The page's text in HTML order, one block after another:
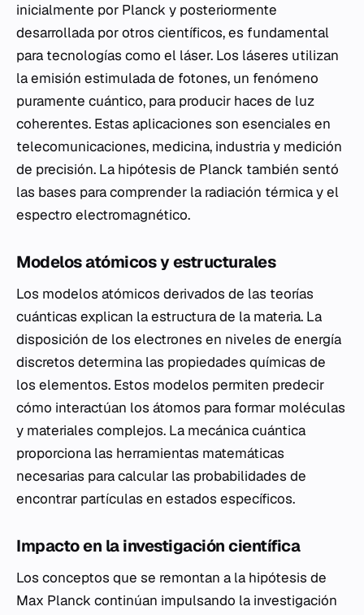
inicialmente por Planck y posteriormente
desarrollada por otros científicos, es fundamental
para tecnologías como el láser. Los láseres utilizan
la emisión estimulada de fotones, un fenómeno
puramente cuántico, para producir haces de luz
coherentes. Estas aplicaciones son esenciales en
telecomunicaciones, medicina, industria y medición
de precisión. La hipótesis de Planck también sentó
las bases para comprender la radiación térmica y el
espectro electromagnético.
Modelos atómicos y estructurales
Los modelos atómicos derivados de las teorías
cuánticas explican la estructura de la materia. La
disposición de los electrones en niveles de energía
discretos determina las propiedades químicas de
los elementos. Estos modelos permiten predecir
cómo interactúan los átomos para formar moléculas
y materiales complejos. La mecánica cuántica
proporciona las herramientas matemáticas
necesarias para calcular las probabilidades de
encontrar partículas en estados específicos.
Impacto en la investigación científica
Los conceptos que se remontan a la hipótesis de
Max Planck continúan impulsando la investigación